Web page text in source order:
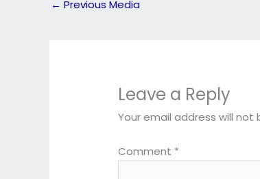
← Previous Media
Leave a Reply
Your email address will not
Comment *